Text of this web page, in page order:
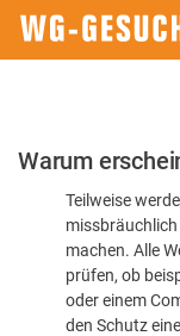
Bitte
dass
Warum
Teilweise
machen. Alle
prüfen, ob
oder einem
den Schutz